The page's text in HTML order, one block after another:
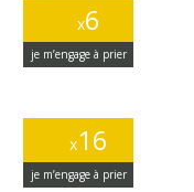
x6
je m’engage à prier
x16
je m’engage à prier